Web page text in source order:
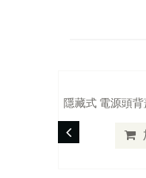
隱藏式 電源頭